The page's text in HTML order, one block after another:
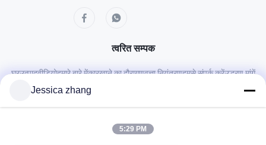
त्वरित सम्पक
घरउत्पादवीडियोहमारे बारे मेंकारखाने का दौरागुणवत्ता नियंत्रणहमसे संपर्क करेंउद्धरण मांगें
Copyright © 2021-2026 Dongguan Osmanuv Machinery Equipment Co., Ltd.
Jessica zhang
5:29 PM